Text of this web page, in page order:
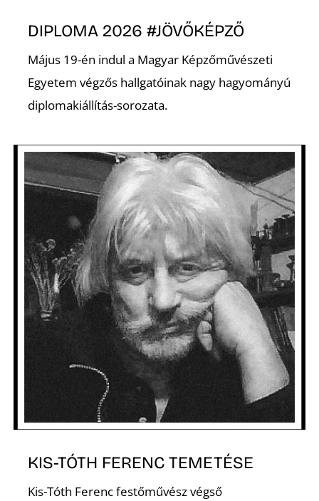
DIPLOMA 2026 #JÖVŐKÉPZŐ
Május 19-én indul a Magyar Képzőművészeti
Egyetem végzős hallgatóinak nagy hagyományú
diplomakiállítás-sorozata.
KIS-TÓTH FERENC TEMETÉSE
Kis-Tóth Ferenc festőművész végső